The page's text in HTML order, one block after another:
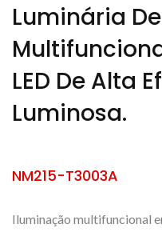
Luminária
LED De Alta
Luminosa.
NM215-T3003A
Iluminação multifuncional